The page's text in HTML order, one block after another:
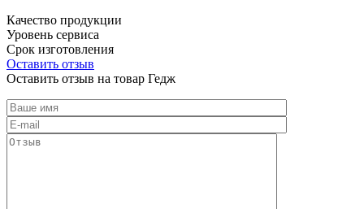
Качество продукции
Уровень сервиса
Срок изготовления
Оставить отзыв
Оставить отзыв на товар Гедж